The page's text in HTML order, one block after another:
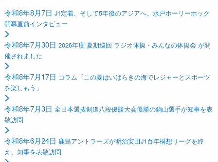
令和8年8月7日 J1定着、そして5年後のアジアへ。水戸ホーリーホック
開幕直前インタビュー
令和8年7月30日 2026年度 夏期巡回 ラジオ体操・みんなの体操会 が開
催されました
令和8年7月17日 コラム「この夏はいばらきの海でレジャーとスポーツ
を楽しもう」
令和8年7月3日 全日本選抜剣道八段優勝大会優勝の鍋山選手が知事を表
敬訪問
令和8年6月24日 鹿島アントラーズが明治安田J1百年構想リーグを終
え、知事を表敬訪問